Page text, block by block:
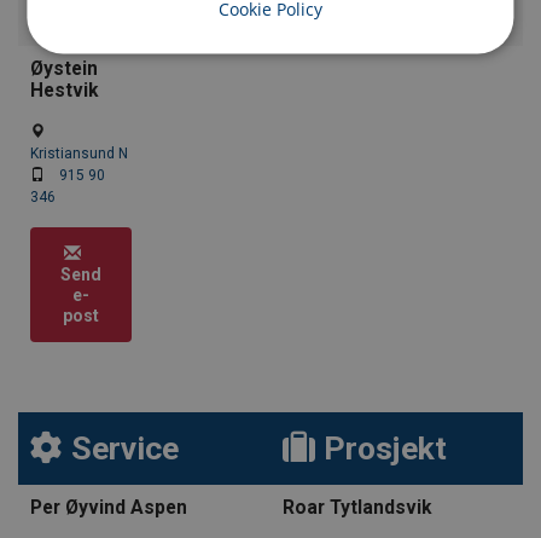
Øystein
Hestvik
Kristiansund N
915 90
346
Send
e-
post
Service Prosjekt
Per Øyvind Aspen Roar Tytlandsvik
Cookie Policy